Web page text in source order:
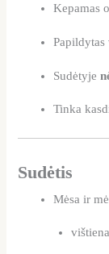
Kepamas
Sudėtyje
Tinka
Sudėtis
Mėsa ir
vištiena